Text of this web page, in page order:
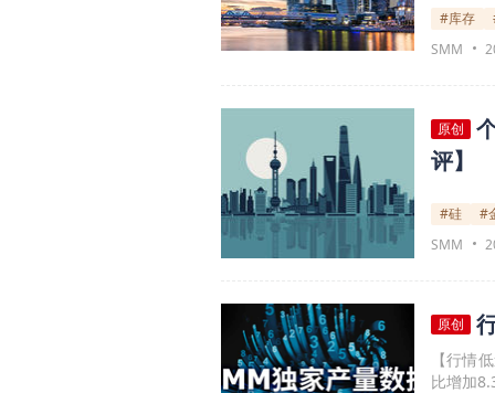
#库存
SMM
原创
评】
#硅
#
SMM
原创
【行情
比增加